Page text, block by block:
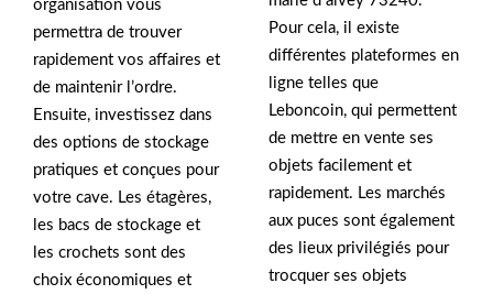
organisation vous
permettra de trouver
rapidement vos affaires et
de maintenir l’ordre.
Ensuite, investissez dans
des options de stockage
pratiques et conçues pour
votre cave. Les étagères,
les bacs de stockage et
les crochets sont des
choix économiques et
Pour cela, il existe
différentes plateformes en
ligne telles que
Leboncoin, qui permettent
de mettre en vente ses
objets facilement et
rapidement. Les marchés
aux puces sont également
des lieux privilégiés pour
trocquer ses objets